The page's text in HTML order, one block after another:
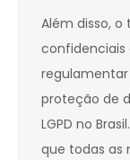
Além disso,
confidenciais
proteção de
LGPD no
que todas as